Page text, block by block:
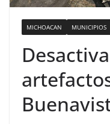
MICHOACAN MUNICIPIOS